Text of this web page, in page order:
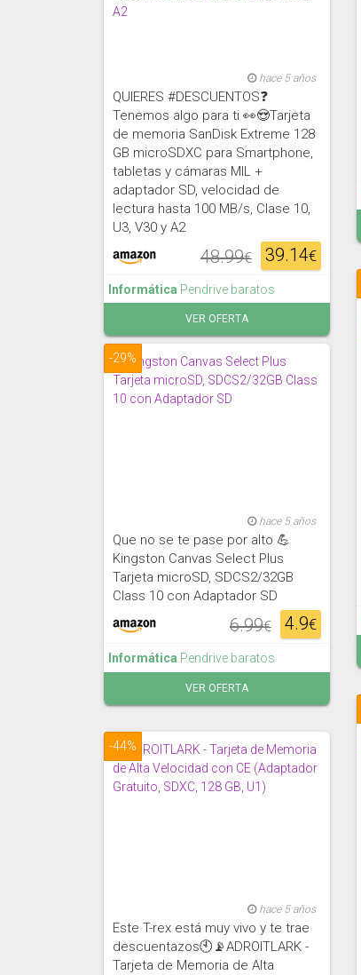
hace 5 años
QUIERES #DESCUENTOS❓
Tenemos algo para ti 👀😍Tarjeta
de memoria SanDisk Extreme 128
GB microSDXC para Smartphone,
tabletas y cámaras MIL +
adaptador SD, velocidad de
lectura hasta 100 MB/s, Clase 10,
U3, V30 y A2
39.14€
48.99€
Informática Pendrive baratos
VER OFERTA
-29%
hace 5 años
Que no se te pase por alto 💪
Kingston Canvas Select Plus
Tarjeta microSD, SDCS2/32GB
Class 10 con Adaptador SD
4.9€
6.99€
Informática Pendrive baratos
VER OFERTA
-44%
hace 5 años
Este T-rex está muy vivo y te trae
descuentazos🕙📡ADROITLARK -
Tarjeta de Memoria de Alta